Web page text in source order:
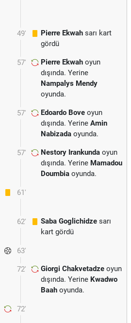
49' Pierre Ekwah sarı kart
gördü
57' Pierre Ekwah oyun
dışında. Yerine
Nampalys Mendy
oyunda.
57' Edoardo Bove oyun
dışında. Yerine Amin
Nabizada oyunda.
57' Nestory Irankunda oyun
dışında. Yerine Mamadou
Doumbia oyunda.
61'
62' Saba Goglichidze sarı
kart gördü
63'
72' Giorgi Chakvetadze oyun
dışında. Yerine Kwadwo
Baah oyunda.
72'